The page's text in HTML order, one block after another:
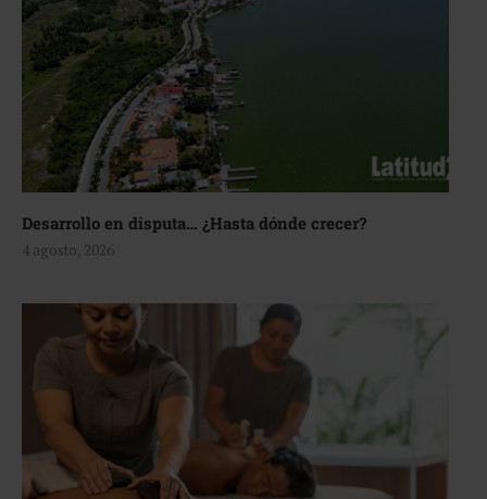
Desarrollo en disputa… ¿Hasta dónde crecer?
4 agosto, 2026